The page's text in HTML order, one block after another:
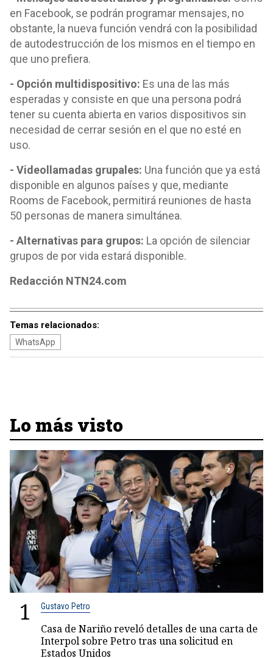
en Facebook, se podrán programar mensajes, no
obstante, la nueva función vendrá con la posibilidad
de autodestrucción de los mismos en el tiempo en
que uno prefiera.
- Opción multidispositivo: Es una de las más
esperadas y consiste en que una persona podrá
tener su cuenta abierta en varios dispositivos sin
necesidad de cerrar sesión en el que no esté en
uso.
- Videollamadas grupales: Una función que ya está
disponible en algunos países y que, mediante
Rooms de Facebook, permitirá reuniones de hasta
50 personas de manera simultánea.
- Alternativas para grupos: La opción de silenciar
grupos de por vida estará disponible.
Redacción NTN24.com
Temas relacionados:
WhatsApp
Lo más visto
1 Gustavo Petro
Casa de Nariño reveló detalles de una carta de
Interpol sobre Petro tras una solicitud en
Estados Unidos